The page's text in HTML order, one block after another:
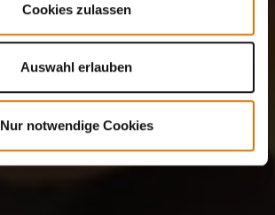
Cookies zulassen
Auswahl erlauben
Nur notwendige Cookies